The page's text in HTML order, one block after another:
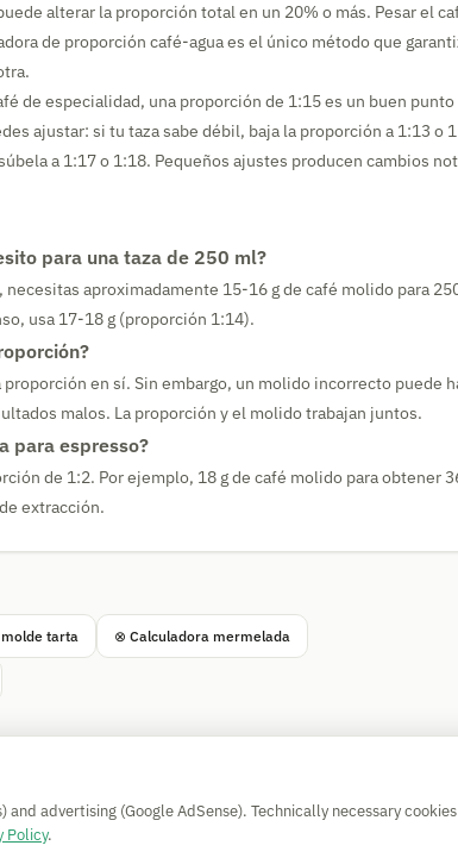
alterar la proporción total en un 20% o más. Pesar el
de proporción café-agua es el único método que
de especialidad, una proporción de 1:15 es un buen punto
ajustar: si tu taza sabe débil, baja la proporción a 1:13 o
a 1:17 o 1:18. Pequeños ajustes producen cambios
para una taza de 250 ml?
aproximadamente 15-16 g de café molido para
usa 17-18 g (proporción 1:14).
en sí. Sin embargo, un molido incorrecto puede
malos. La proporción y el molido trabajan juntos.
para espresso?
de 1:2. Por ejemplo, 18 g de café molido para obtener
extracción.
tarta ⊗ Calculadora mermelada
| Privacy | Terms |
🍪 Cookies
and advertising (Google AdSense). Technically necessary
Policy.